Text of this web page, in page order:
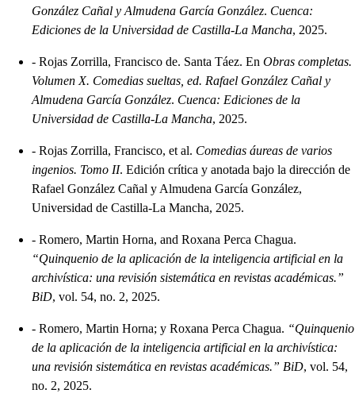
González Cañal y Almudena García González. Cuenca:
Ediciones de la Universidad de Castilla-La Mancha, 2025.
- Rojas Zorrilla, Francisco de. Santa Táez. En Obras completas.
Volumen X. Comedias sueltas, ed. Rafael González Cañal y
Almudena García González. Cuenca: Ediciones de la
Universidad de Castilla-La Mancha, 2025.
- Rojas Zorrilla, Francisco, et al. Comedias áureas de varios
ingenios. Tomo II. Edición crítica y anotada bajo la dirección de
Rafael González Cañal y Almudena García González,
Universidad de Castilla-La Mancha, 2025.
- Romero, Martin Horna, and Roxana Perca Chagua.
“Quinquenio de la aplicación de la inteligencia artificial en la
archivística: una revisión sistemática en revistas académicas.”
BiD, vol. 54, no. 2, 2025.
- Romero, Martin Horna; y Roxana Perca Chagua. “Quinquenio
de la aplicación de la inteligencia artificial en la archivística:
una revisión sistemática en revistas académicas.” BiD, vol. 54,
no. 2, 2025.